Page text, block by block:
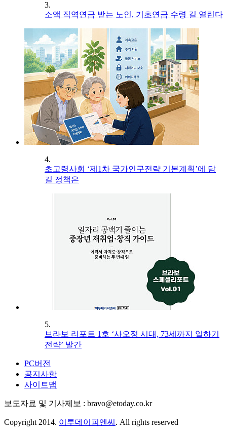
3.
소액 직역연금 받는 노인, 기초연금 수령 길 열린다
4.
초고령사회 ‘제1차 국가인구전략 기본계획’에 담
길 정책은
5.
브라보 리포트 1호 ‘사오정 시대, 73세까지 일하기
전략’ 발간
PC버전
공지사항
사이트맵
보도자료 및 기사제보 : bravo@etoday.co.kr
Copyright 2014. 이투데이피엔씨 . All rights reserved